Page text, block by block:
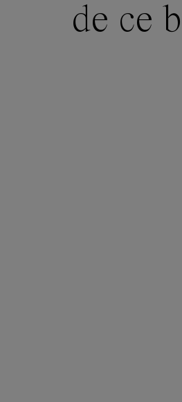
de ce